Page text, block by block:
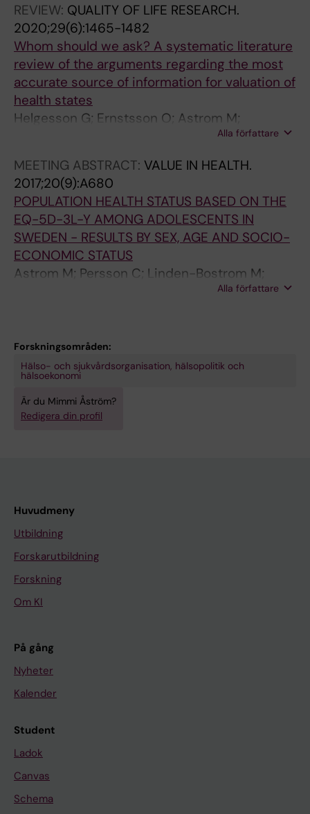
REVIEW: QUALITY OF LIFE RESEARCH.
2020;29(6):1465-1482
Whom should we ask? A systematic literature
review of the arguments regarding the most
accurate source of information for valuation of
health states
Helgesson G; Ernstsson O; Astrom M;
Alla författare
MEETING ABSTRACT: VALUE IN HEALTH.
2017;20(9):A680
POPULATION HEALTH STATUS BASED ON THE
EQ-5D-3L-Y AMONG ADOLESCENTS IN
SWEDEN - RESULTS BY SEX, AGE AND SOCIO-
ECONOMIC STATUS
Astrom M; Persson C; Linden-Bostrom M;
Alla författare
Forskningsområden:
Hälso- och sjukvårdsorganisation, hälsopolitik och
hälsoekonomi
Är du Mimmi Åström?
Redigera din profil
Huvudmeny
Utbildning
Forskarutbildning
Forskning
Om KI
På gång
Nyheter
Kalender
Student
Ladok
Canvas
Schema